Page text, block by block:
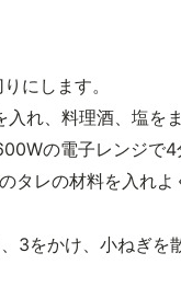
にします。
入れ、料理酒、塩を
の電子レンジで4
タレの材料を入れよ
3をかけ、小ねぎを